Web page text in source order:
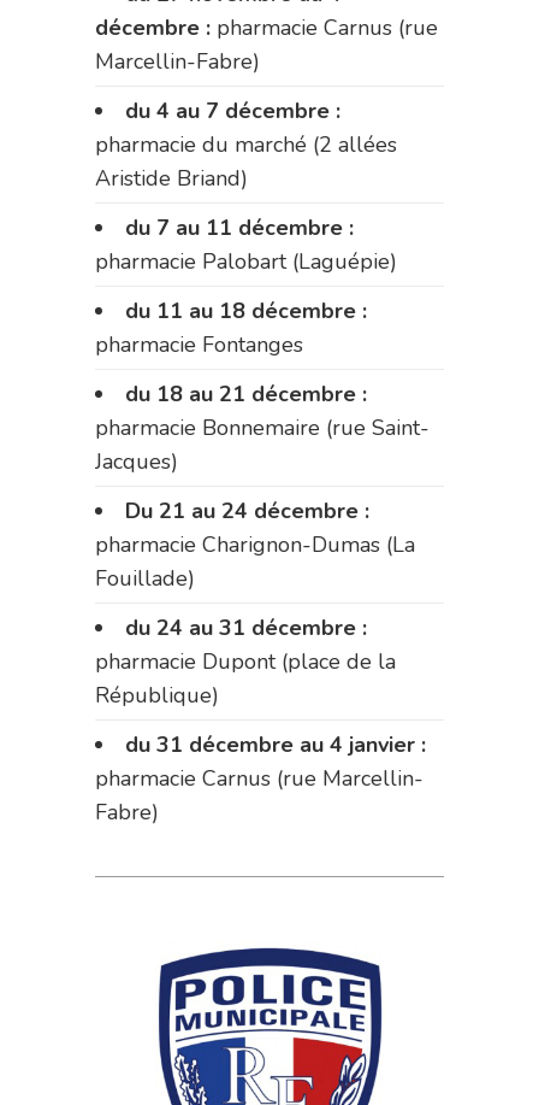
décembre : pharmacie Carnus (rue
Marcellin-Fabre)
du 4 au 7 décembre :
pharmacie du marché (2 allées
Aristide Briand)
du 7 au 11 décembre :
pharmacie Palobart (Laguépie)
du 11 au 18 décembre :
pharmacie Fontanges
du 18 au 21 décembre :
pharmacie Bonnemaire (rue Saint-
Jacques)
Du 21 au 24 décembre :
pharmacie Charignon-Dumas (La
Fouillade)
du 24 au 31 décembre :
pharmacie Dupont (place de la
République)
du 31 décembre au 4 janvier :
pharmacie Carnus (rue Marcellin-
Fabre)